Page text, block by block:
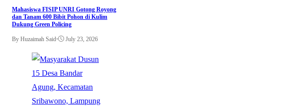
Mahasiswa FISIP UNRI Gotong Royong
dan Tanam 600 Bibit Pohon di Kulim
Dukung Green Policing
By Huzaimah Said• July 23, 2026